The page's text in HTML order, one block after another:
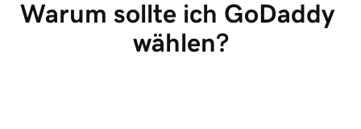
Warum sollte ich GoDaddy
wählen?